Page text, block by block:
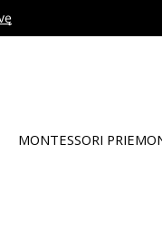
MONTESSORI